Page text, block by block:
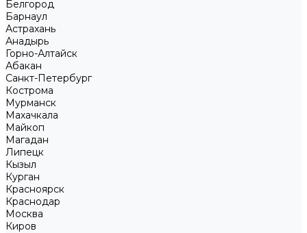
Белгород
Барнаул
Астрахань
Анадырь
Горно-Алтайск
Абакан
Санкт-Петербург
Кострома
Мурманск
Махачкала
Майкоп
Магадан
Липецк
Кызыл
Курган
Красноярск
Краснодар
Москва
Киров